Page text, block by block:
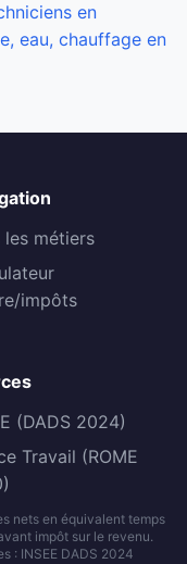
en
eau, chauffage en
les métiers
impôts
(DADS 2024)
Travail (ROME
nets en équivalent temps
impôt sur le revenu.
: INSEE DADS 2024